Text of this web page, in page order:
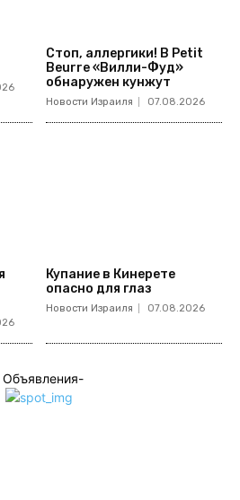
Стоп, аллергики! В Petit
Beurre «Вилли-Фуд»
обнаружен кунжут
Новости Израиля 07.08.2026
Купание в Кинерете
опасно для глаз
Новости Израиля 07.08.2026
Объявления-